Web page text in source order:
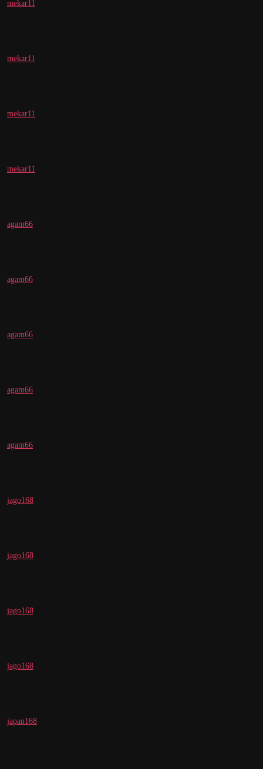
mekar11
mekar11
mekar11
mekar11
agam66
agam66
agam66
agam66
agam66
jago168
jago168
jago168
jago168
japan168